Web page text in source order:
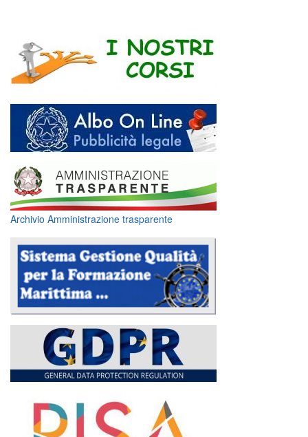
Archivio Amministrazione trasparente